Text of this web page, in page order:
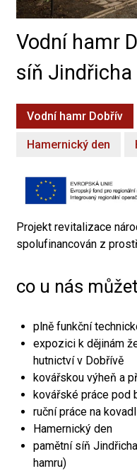
Vodní hamr
síň
Vodní hamr Dobřív
Hamernický den
Projekt revitalizace
spolufinancován z
co u nás
plně funkční
expozici k dějinám
hutnictví v Dobřívě
kovářskou výheň a
kovářské práce pod
ruční práce na
Hamernický den
pamětní síň
hamru)